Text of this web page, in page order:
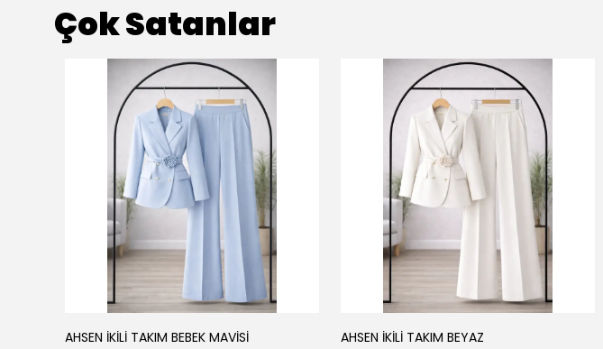
Çok Satanlar
AHSEN İKİLİ TAKIM BEBEK MAVİSİ AHSEN İKİLİ TAKIM BEYAZ